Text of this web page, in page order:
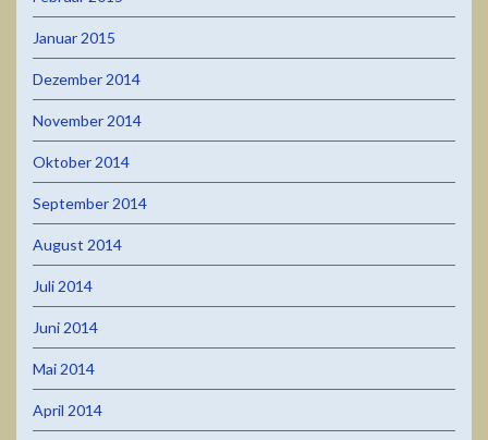
Januar 2015
Dezember 2014
November 2014
Oktober 2014
September 2014
August 2014
Juli 2014
Juni 2014
Mai 2014
April 2014